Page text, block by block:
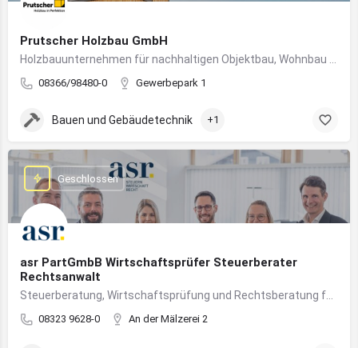
Prutscher Holzbau GmbH
08366/98480-0 Gewerbepark 1
Bauen und Gebäudetechnik +1
asr PartGmbB Wirtschaftsprüfer Steuerberater
Rechtsanwalt
08323 9628-0 An der Mälzerei 2
Geschlossen